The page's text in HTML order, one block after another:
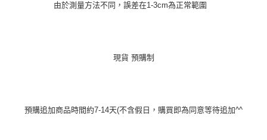
由於測量方法不同，誤差在1-3cm為正常範圍
現貨 預購制
預購追加商品時間約7-14天(不含假日，購買即為同意等待追加^^